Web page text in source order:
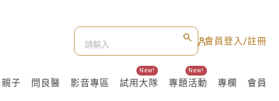
會員登入/註冊
親子 問良醫 影音專區 試用大隊
New!
專題活動
New!
專欄 會員